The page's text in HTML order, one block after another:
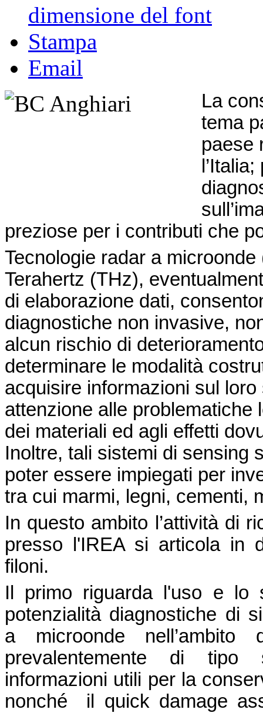
dimensione del font
Stampa
Email
La
tema
paese
preziose per i contributi che
Tecnologie radar a
Terahertz (THz),
di elaborazione dati,
diagnostiche non invasive,
alcun rischio di
determinare le modalità
acquisire informazioni sul
attenzione alle problematiche
dei materiali ed agli effetti
Inoltre, tali sistemi di sensing
poter essere impiegati per
tra cui marmi, legni, cementi,
In questo ambito l’attività di
presso l'IREA si articola in
filoni.
Il primo riguarda l'uso e lo
potenzialità diagnostiche di
a microonde nell’ambito
prevalentemente di tipo
informazioni utili per la
nonché il quick damage